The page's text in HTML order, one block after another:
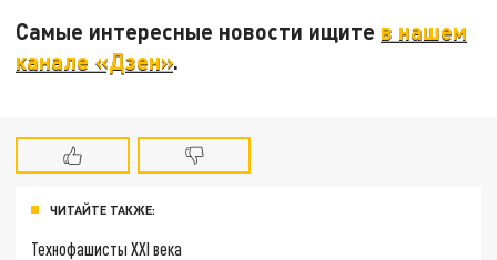
Самые интересные новости ищите в нашем
канале «Дзен».
ЧИТАЙТЕ ТАКЖЕ:
Технофашисты XXI века